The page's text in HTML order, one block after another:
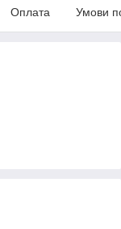
Оплата Умови